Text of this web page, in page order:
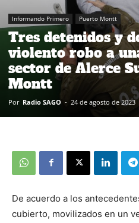
Informando Primero Puerto Montt
Tres detenidos y
violento robo a
sector de Alerce
Montt
Por Radio SAGO - 24 de agosto de 2023
De acuerdo a los
cubierto, movilizados en un